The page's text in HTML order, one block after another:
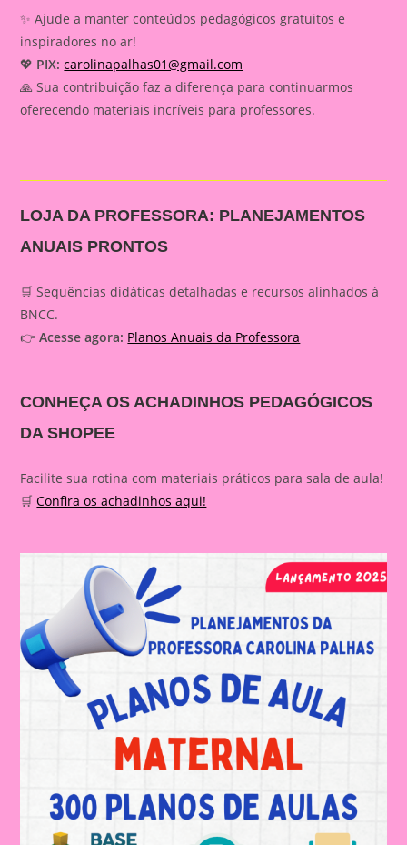
✨ Ajude a manter conteúdos pedagógicos gratuitos e
inspiradores no ar!
💖 PIX: carolinapalhas01@gmail.com
🙏 Sua contribuição faz a diferença para continuarmos
oferecendo materiais incríveis para professores.
LOJA DA PROFESSORA: PLANEJAMENTOS
ANUAIS PRONTOS
🛒 Sequências didáticas detalhadas e recursos alinhados à
BNCC.
👉Acesse agora: Planos Anuais da Professora
CONHEÇA OS ACHADINHOS PEDAGÓGICOS
DA SHOPEE
Facilite sua rotina com materiais práticos para sala de aula!
🛒Confira os achadinhos aqui!